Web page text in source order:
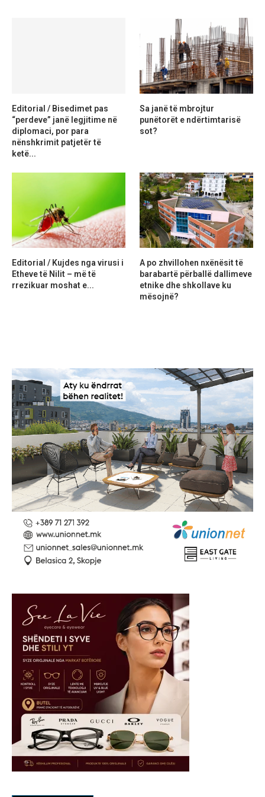
Editorial / Bisedimet pas
“perdeve” janë legjitime në
diplomaci, por para
nënshkrimit patjetër të
ketë...
Sa janë të mbrojtur
punëtorët e ndërtimtarisë
sot?
Editorial / Kujdes nga virusi i
Etheve të Nilit – më të
rrezikuar moshat e...
A po zhvillohen nxënësit të
barabartë përballë dallimeve
etnike dhe shkollave ku
mësojnë?